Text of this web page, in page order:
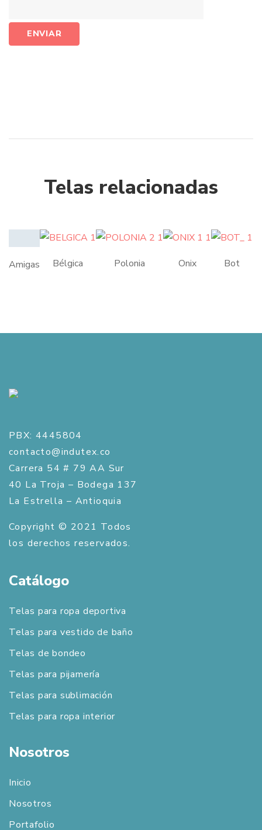
Telas relacionadas
Amigas Bélgica Polonia Onix Bot
PBX: 4445804
contacto@indutex.co
Carrera 54 # 79 AA Sur
40 La Troja – Bodega 137
La Estrella – Antioquia
Copyright © 2021 Todos
los derechos reservados.
Catálogo
Telas para ropa deportiva
Telas para vestido de baño
Telas de bondeo
Telas para pijamería
Telas para sublimación
Telas para ropa interior
Nosotros
Inicio
Nosotros
Portafolio